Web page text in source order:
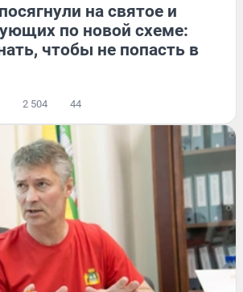
на святое и
по новой схеме:
чтобы не попасть в
2 504 44